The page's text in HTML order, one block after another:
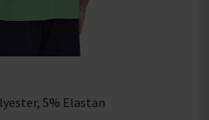
5% Elastan